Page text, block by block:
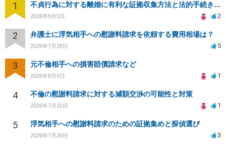
1 不貞行為に対する離婚に有利な証拠収集方法と法的手続きについて
2026年8月5日 2
2 弁護士に浮気相手への慰謝料請求を依頼する費用相場は？
2026年7月28日 5
3 元不倫相手への損害賠償請求など
2026年8月6日 1
4 不倫の慰謝料請求に対する減額交渉の可能性と対策
2026年7月31日 1
5 浮気相手への慰謝料請求のための証拠集めと探偵選び
2026年7月26日 3